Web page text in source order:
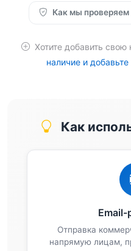
Как мы проверяем
Хотите добавить
наличие и добавьте
Как
Email-
Отправка
напрямую лицам,